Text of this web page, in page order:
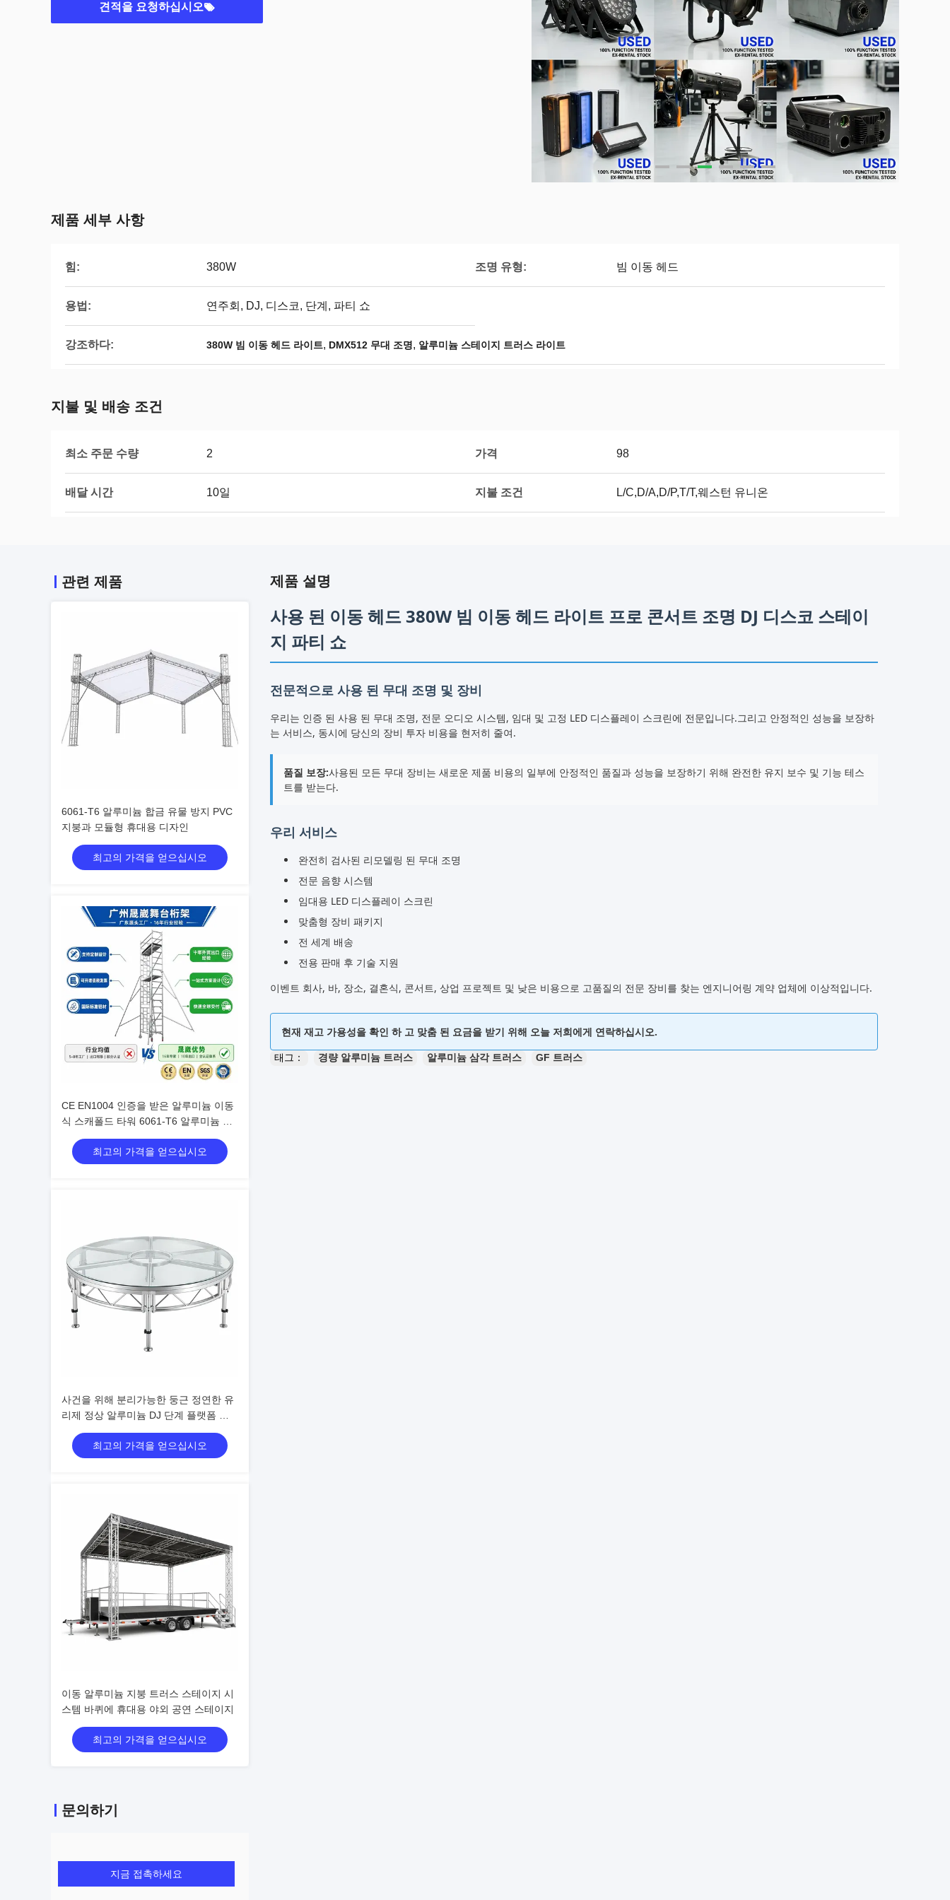
견적을 요청하십시오
제품 세부 사항
힘: 380W 조명 유형: 빔 이동 헤드
용법: 연주회, DJ, 디스코, 단계, 파티 쇼
강조하다: 380W 빔 이동 헤드 라이트, DMX512 무대 조명, 알루미늄 스테이지 트러스 라이트
지불 및 배송 조건
최소 주문 수량 2 가격 98
배달 시간 10일 지불 조건 L/C,D/A,D/P,T/T,웨스턴 유니온
관련 제품
6061-T6 알루미늄 합금 유물 방지 PVC
지붕과 모듈형 휴대용 디자인
최고의 가격을 얻으십시오
CE EN1004 인증을 받은 알루미늄 이동
식 스캐폴드 타워 6061-T6 알루미늄 합
금 및 조정 높이 6-12m
최고의 가격을 얻으십시오
사건을 위해 분리가능한 둥근 정연한 유
리제 정상 알루미늄 DJ 단계 플랫폼 휴
대용
최고의 가격을 얻으십시오
이동 알루미늄 지붕 트러스 스테이지 시
스템 바퀴에 휴대용 야외 공연 스테이지
최고의 가격을 얻으십시오
문의하기
지금 접촉하세요
제품 설명
사용 된 이동 헤드 380W 빔 이동 헤드 라이트 프로 콘서트 조명 DJ 디스코 스테이
지 파티 쇼
전문적으로 사용 된 무대 조명 및 장비
우리는 인증 된 사용 된 무대 조명, 전문 오디오 시스템, 임대 및 고정 LED 디스플레이 스크린에 전문입니다.그리고 안정적인 성능을 보장하
는 서비스, 동시에 당신의 장비 투자 비용을 현저히 줄여.
품질 보장:사용된 모든 무대 장비는 새로운 제품 비용의 일부에 안정적인 품질과 성능을 보장하기 위해 완전한 유지 보수 및 기능 테스
트를 받는다.
우리 서비스
완전히 검사된 리모델링 된 무대 조명
전문 음향 시스템
임대용 LED 디스플레이 스크린
맞춤형 장비 패키지
전 세계 배송
전용 판매 후 기술 지원
이벤트 회사, 바, 장소, 결혼식, 콘서트, 상업 프로젝트 및 낮은 비용으로 고품질의 전문 장비를 찾는 엔지니어링 계약 업체에 이상적입니다.
현재 재고 가용성을 확인 하 고 맞춤 된 요금을 받기 위해 오늘 저희에게 연락하십시오.
태그： 경량 알루미늄 트러스 알루미늄 삼각 트러스 GF 트러스